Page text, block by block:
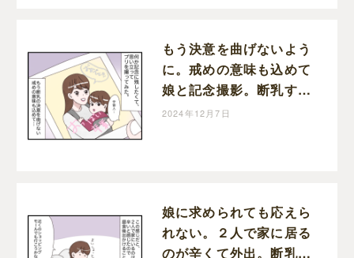
もう決意を曲げないよう
に。戒めの意味も込めて
娘と記念撮影。断乳する
と決めた日［３５］｜し
2024年12月7日
娘に求められても応えら
れない。２人で家に居る
のが辛くて外出。断乳す